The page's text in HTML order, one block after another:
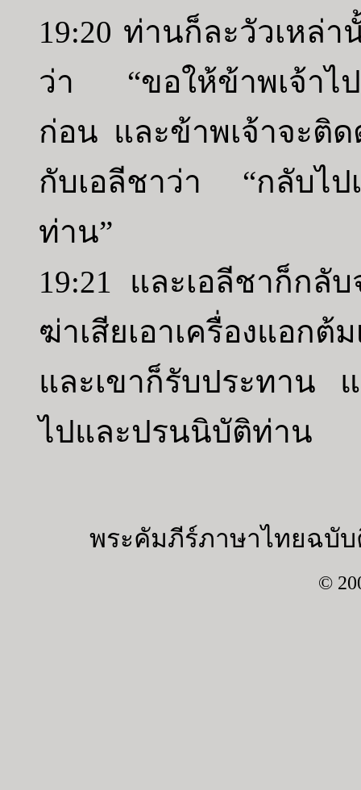
19:20 ท่านก็ละวัวเหล่
ว่า “ขอให้ข้าพเจ้าไป
ก่อน และข้าพเจ้าจะติ
กับเอลีชาว่า “กลับไป
ท่าน”
19:21 และเอลีชาก็กลั
ฆ่าเสียเอาเครื่องแอก
และเขาก็รับประทาน
ไปและปรนนิบัติท่าน
พระคัมภีร์ภาษาไทยฉบับ
©